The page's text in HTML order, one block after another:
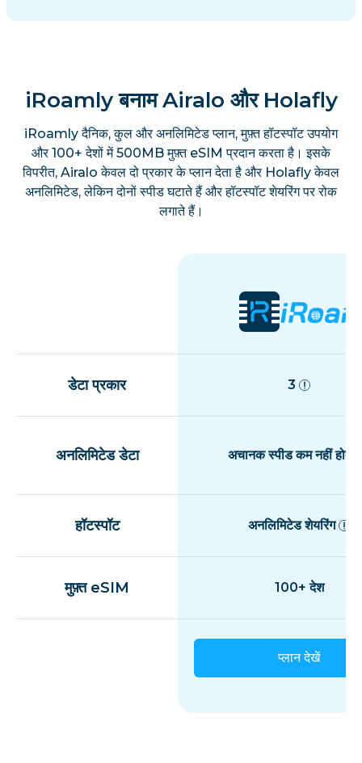
iRoamly बनाम Airalo और Holafly
iRoamly दैनिक, कुल और अनलिमिटेड प्लान, मुफ़्त हॉटस्पॉट उपयोग
और 100+ देशों में 500MB मुफ़्त eSIM प्रदान करता है। इसके
विपरीत, Airalo केवल दो प्रकार के प्लान देता है और Holafly केवल
अनलिमिटेड, लेकिन दोनों स्पीड घटाते हैं और हॉटस्पॉट शेयरिंग पर रोक
लगाते हैं।
डेटा प्रकार 3
अनलिमिटेड डेटा अचानक स्पीड कम नहीं होती
हॉटस्पॉट अनलिमिटेड शेयरिंग
मुफ़्त eSIM 100+ देश
प्लान देखें